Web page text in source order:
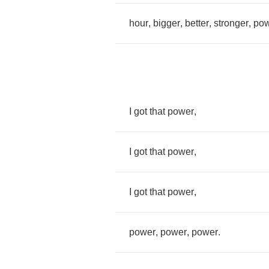
hour, bigger, better, stronger,
got that power,
got that power,
got that power,
power, power, power.